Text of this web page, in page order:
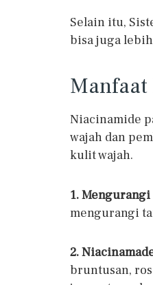
Selain itu,
bisa juga
Niacinamide
wajah dan
kulit wajah.
1.
mengurangi
2.
bruntusan,